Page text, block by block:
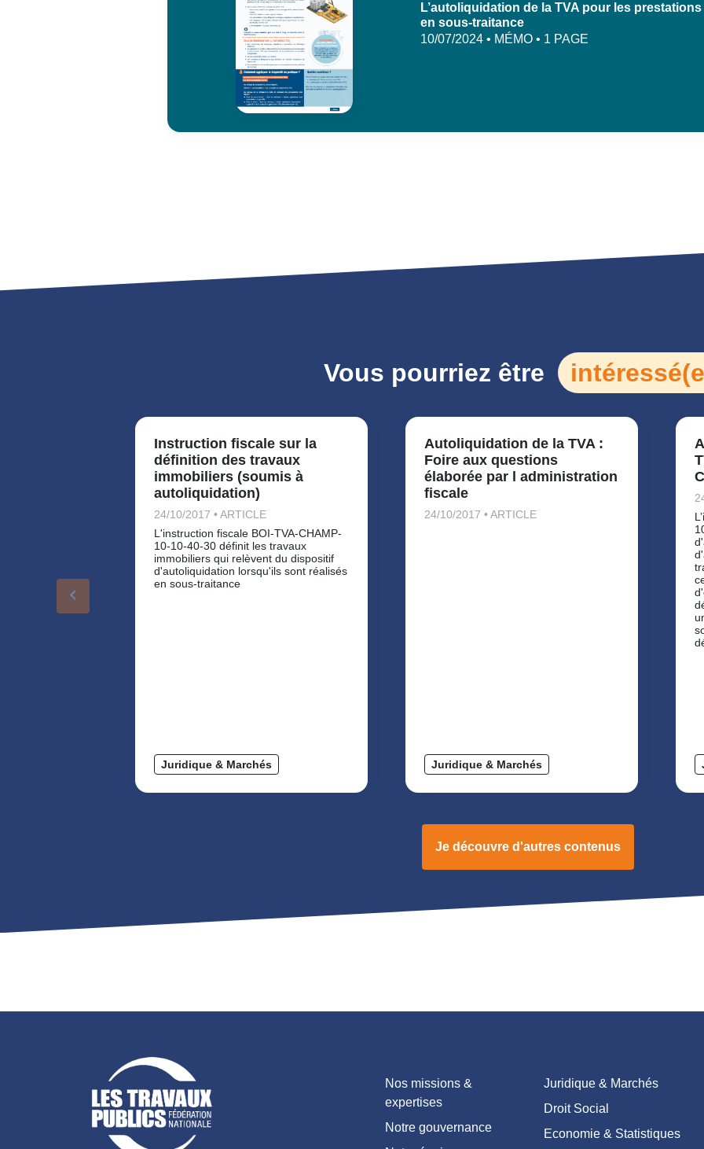
L’autoliquidation de la TVA pour les
en sous-traitance
10/07/2024 • MÉMO • 1 PAGE
Vous pourriez être
keyboard_arrow_left
Instruction fiscale sur la
définition des travaux
immobiliers (soumis à
autoliquidation)
24/10/2017 • ARTICLE
L'instruction fiscale BOI-TVA-CHAMP-
10-10-40-30 définit les travaux
immobiliers qui relèvent du dispositif
d'autoliquidation lorsqu'ils sont réalisés
en sous-traitance
Juridique & Marchés
Autoliquidation de la TVA :
Foire aux questions
élaborée par l administration
fiscale
24/10/2017 • ARTICLE
Juridique & Marchés
Je découvre d'autres contenus
Nos missions &
expertises
Notre gouvernance
Juridique & Marchés
Droit Social
Economie & Statistiques